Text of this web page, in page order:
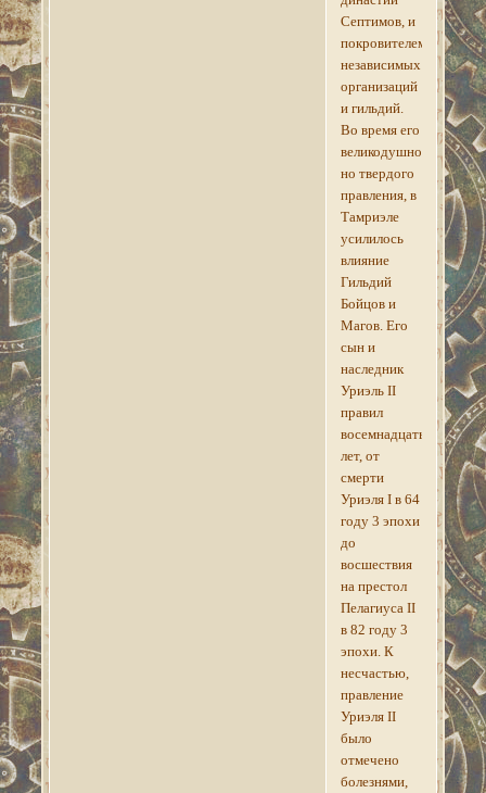
Септимов, и
покровителем
независимых
организаций
и гильдий.
Во время его
великодушного,
но твердого
правления, в
Тамриэле
усилилось
влияние
Гильдий
Бойцов и
Магов. Его
сын и
наследник
Уриэль II
правил
восемнадцать
лет, от
смерти
Уриэля I в 64
году 3 эпохи
до
восшествия
на престол
Пелагиуса II
в 82 году 3
эпохи. К
несчастью,
правление
Уриэля II
было
отмечено
болезнями,